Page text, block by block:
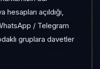
açıldığı,
/ Telegram
gruplara davetler
(TL) FON, Serbest
getiri, kategori içinde